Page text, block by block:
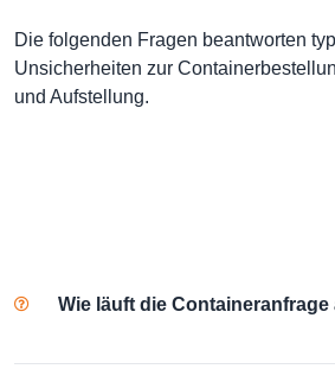
Die folgenden Fragen beantworten
Unsicherheiten zur
und Aufstellung.
Wie läuft die Containeranfrage